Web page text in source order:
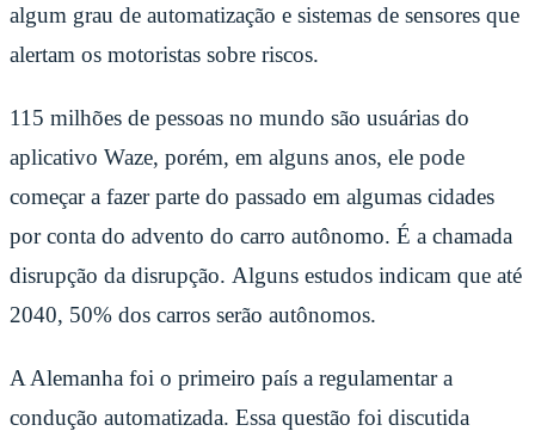
algum grau de automatização e sistemas de sensores que
alertam os motoristas sobre riscos.
115 milhões de pessoas no mundo são usuárias do
aplicativo Waze, porém, em alguns anos, ele pode
começar a fazer parte do passado em algumas cidades
por conta do advento do carro autônomo. É a chamada
disrupção da disrupção. Alguns estudos indicam que até
2040, 50% dos carros serão autônomos.
A Alemanha foi o primeiro país a regulamentar a
condução automatizada. Essa questão foi discutida